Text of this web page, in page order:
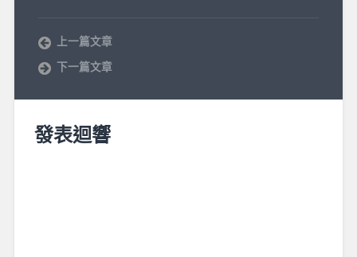
上一篇文章
下一篇文章
發表迴響